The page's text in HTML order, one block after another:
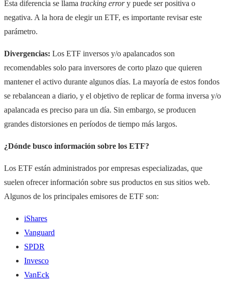
Esta diferencia se llama tracking errory puede ser positiva o
negativa. A la hora de elegir un ETF, es importante revisar este
parámetro.
Divergencias: Los ETF inversos y/o apalancados son
recomendables solo para inversores de corto plazo que quieren
mantener el activo durante algunos días. La mayoría de estos fondos
se rebalancean a diario, y el objetivo de replicar de forma inversa y/o
apalancada es preciso para un día. Sin embargo, se producen
grandes distorsiones en períodos de tiempo más largos.
¿Dónde busco información sobre los ETF?
Los ETF están administrados por empresas especializadas, que
suelen ofrecer información sobre sus productos en sus sitios web.
Algunos de los principales emisores de ETF son:
iShares
Vanguard
SPDR
Invesco
VanEck